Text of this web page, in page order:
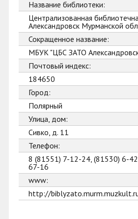
Название библиотеки:
Централизованная
Александровск Мурманской
Сокращенное название:
МБУК "ЦБС ЗАТО
Почтовый индекс:
184650
Город:
Полярный
Улица, дом:
Сивко, д. 11
Телефон:
8 (81551) 7-12-24, (81530) 6-
67-16
www:
http://